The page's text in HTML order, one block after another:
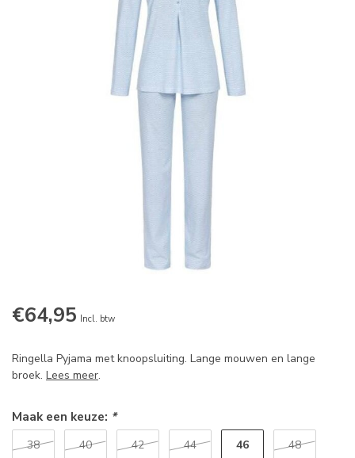
€64,95 Incl. btw
Ringella Pyjama met knoopsluiting. Lange mouwen en lange
broek. Lees meer.
Maak een keuze: *
38 40 42 44 46 48